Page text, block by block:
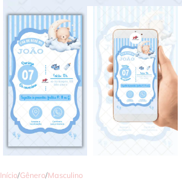
Início/Gênero/Masculino